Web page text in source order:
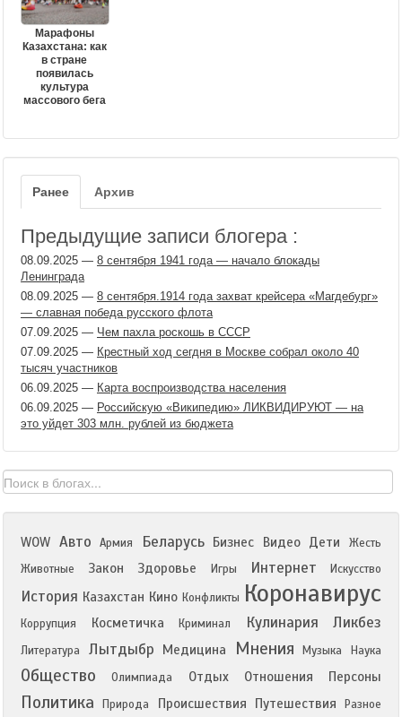
Марафоны
Казахстана: как
в стране
появилась
культура
массового бега
Ранее Архив
Предыдущие записи блогера :
08.09.2025 — 8 сентября 1941 года — начало блокады
Ленинграда
08.09.2025 — 8 сентября.1914 года захват крейсера «Магдебург»
— славная победа русского флота
07.09.2025 — Чем пахла роскошь в СССР
07.09.2025 — Крестный ход сегдня в Москве собрал около 40
тысяч участников
06.09.2025 — Карта воспроизводства населения
06.09.2025 — Российскую «Википедию» ЛИКВИДИРУЮТ — на
это уйдет 303 млн. рублей из бюджета
WOW Авто Армия Беларусь Бизнес Видео Дети
Жесть
Животные
Закон Здоровье Игры Интернет Искусство
История Казахстан Кино Конфликты Коронавирус
Коррупция Косметичка Криминал Кулинария Ликбез
Литература Лытдыбр Медицина Мнения Музыка Наука
Общество Олимпиада Отдых Отношения Персоны
Политика Природа Происшествия Путешествия Разное